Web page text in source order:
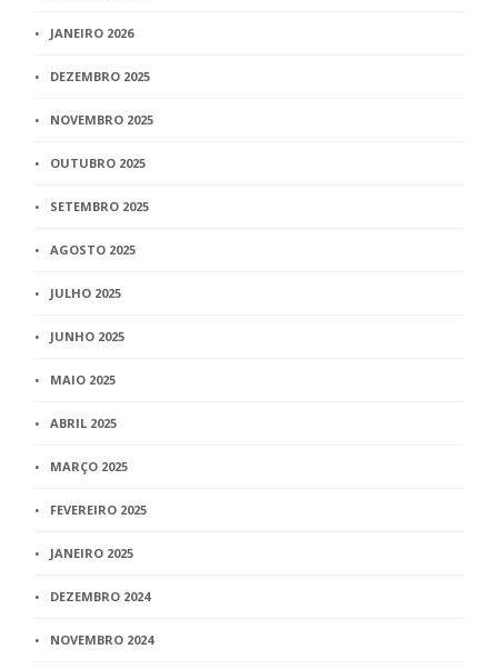
JANEIRO 2026
DEZEMBRO 2025
NOVEMBRO 2025
OUTUBRO 2025
SETEMBRO 2025
AGOSTO 2025
JULHO 2025
JUNHO 2025
MAIO 2025
ABRIL 2025
MARÇO 2025
FEVEREIRO 2025
JANEIRO 2025
DEZEMBRO 2024
NOVEMBRO 2024